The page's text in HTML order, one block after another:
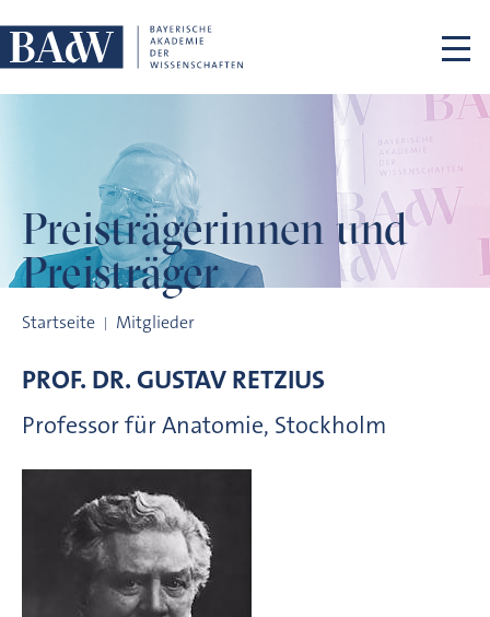
Preisträgerinnen und
Preisträger
Startseite Mitglieder
PROF. DR.GUSTAVRETZIUS
Professor für Anatomie, Stockholm